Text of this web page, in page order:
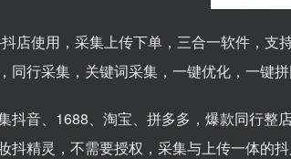
店使用，采集上传下单，三合一软件，支
同行采集，关键词采集，一键优化，一键
抖音、1688、淘宝、拼多多，爆款同行整
抖精灵，不需要授权，采集与上传一体的